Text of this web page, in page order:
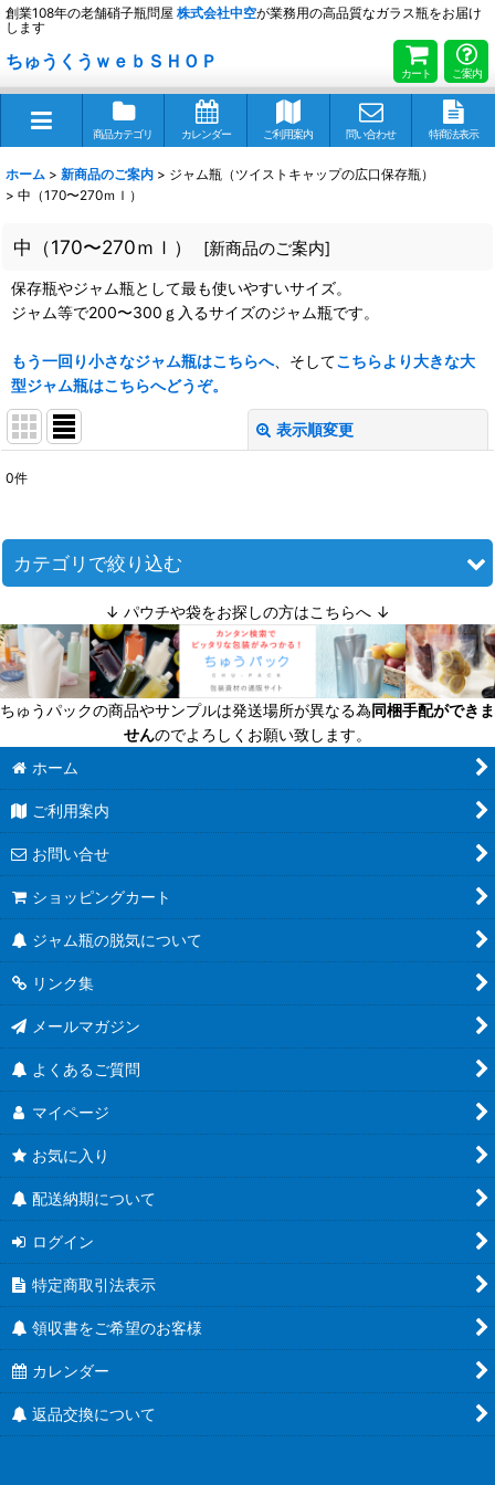
創業108年の老舗硝子瓶問屋 株式会社中空が業務用の高品質なガラス瓶をお届け
します
ちゅうくうｗｅｂＳＨＯＰ
カート ご案内
商品カテゴリ カレンダー ご利用案内 問い合わせ 特商法表示
ホーム > 新商品のご案内 > ジャム瓶（ツイストキャップの広口保存瓶）
> 中（170〜270ｍｌ）
中（170〜270ｍｌ） [新商品のご案内]
保存瓶やジャム瓶として最も使いやすいサイズ。
ジャム等で200〜300ｇ入るサイズのジャム瓶です。
もう一回り小さなジャム瓶はこちらへ、そしてこちらより大きな大
型ジャム瓶はこちらへどうぞ。
表示順変更
並び順
絞り込む
0件
カテゴリで絞り込む
ジャム瓶（ツイストキャップの広口保存瓶） (全商品)
ミニ（〜110ｍｌ）
小（110〜170ｍｌ）
中（170〜270ｍｌ）
大（270ｍｌ〜）
↓ パウチや袋をお探しの方はこちらへ ↓
ちゅうパックの商品やサンプルは発送場所が異なる為同梱手配ができま
せんのでよろしくお願い致します。
ホーム
ご利用案内
お問い合せ
ショッピングカート
ジャム瓶の脱気について
リンク集
メールマガジン
よくあるご質問
マイページ
お気に入り
配送納期について
ログイン
特定商取引法表示
領収書をご希望のお客様
カレンダー
返品交換について